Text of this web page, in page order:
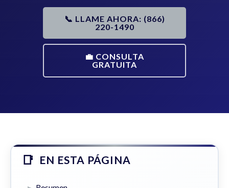
📞 LLAME AHORA: (866)
220-1490
💼 CONSULTA
GRATUITA
EN ESTA PÁGINA